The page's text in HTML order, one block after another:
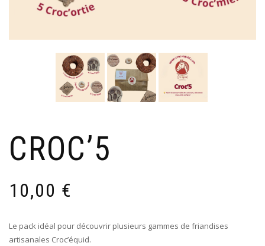
CROC’5
10,00 €
Le pack idéal pour découvrir plusieurs gammes de friandises
artisanales Croc’équid.